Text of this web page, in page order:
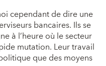
cependant de dire une
bancaires. Ils se
à l’heure où le secteur
mutation. Leur travail
que des moyens